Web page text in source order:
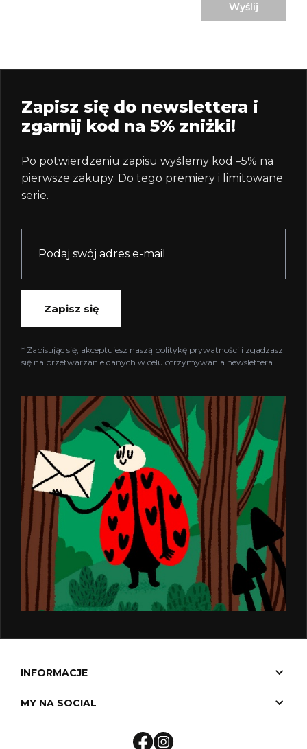
Wyślij
Zapisz się do newslettera i
zgarnij kod na 5% zniżki!
Po potwierdzeniu zapisu wyślemy kod –5% na
pierwsze zakupy. Do tego premiery i limitowane
serie.
Zapisz się
* Zapisując się, akceptujesz naszą politykę prywatności i zgadzasz
się na przetwarzanie danych w celu otrzymywania newslettera.
INFORMACJE
MY NA SOCIAL